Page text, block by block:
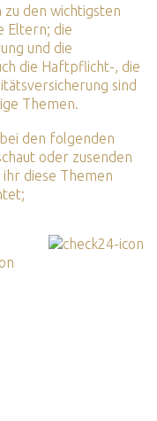
den wichtigsten
Eltern; die
und die
die Haftpflicht-, die
sind
Themen.
den folgenden
oder zusenden
diese Themen